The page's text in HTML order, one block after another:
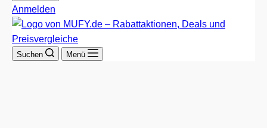
Anmelden
Suchen Menü